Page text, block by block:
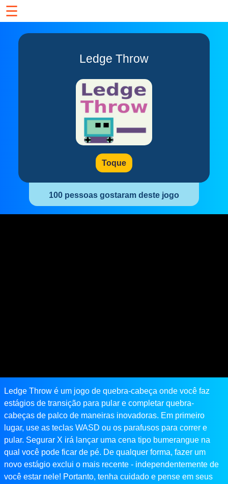
☰
Ledge Throw
Toque
100 pessoas gostaram deste jogo
Ledge Throw é um jogo de quebra-cabeça onde você faz
estágios de transição para pular e completar quebra-
cabeças de palco de maneiras inovadoras. Em primeiro
lugar, use as teclas WASD ou os parafusos para correr e
pular. Segurar X irá lançar uma cena tipo bumerangue na
qual você pode ficar de pé. De qualquer forma, fazer um
novo estágio exclui o mais recente - independentemente de
você estar nele! Portanto, tenha cuidado e pense em seus